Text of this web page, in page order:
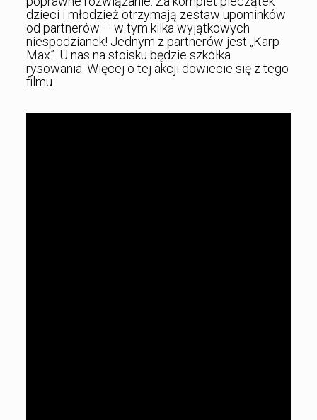
dzieci i młodzież otrzymają zestaw upominków
od partnerów – w tym kilka wyjątkowych
niespodzianek! Jednym z partnerów jest „Karp
Max”. U nas na stoisku będzie szkółka
rysowania. Więcej o tej akcji dowiecie się z tego
filmu.